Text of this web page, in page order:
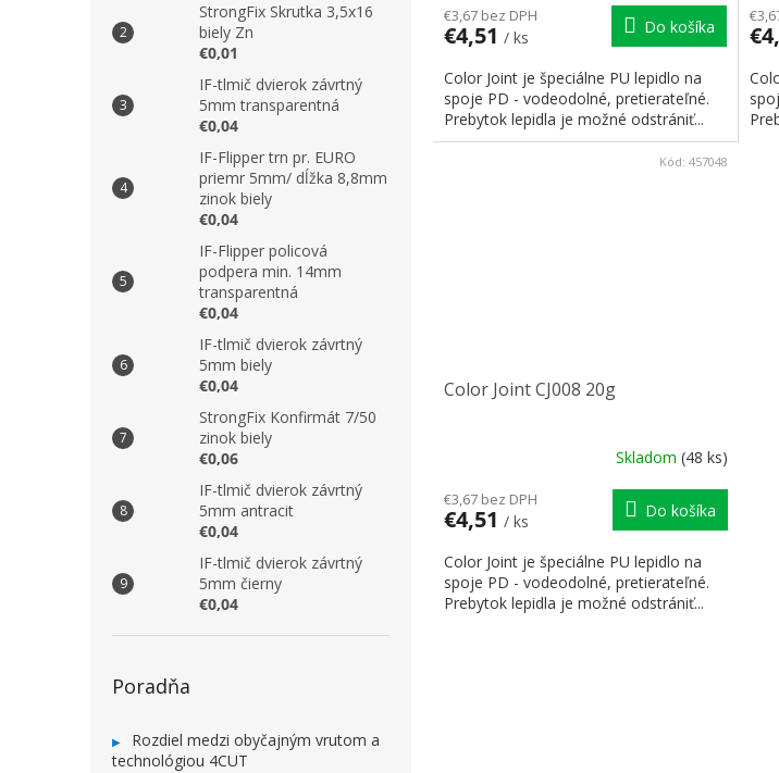
StrongFix Skrutka 3,5x16
biely Zn
€0,01
IF-tlmič dvierok závrtný
5mm transparentná
€0,04
IF-Flipper trn pr. EURO
priemr 5mm/ dĺžka 8,8mm
zinok biely
€0,04
IF-Flipper policová
podpera min. 14mm
transparentná
€0,04
IF-tlmič dvierok závrtný
5mm biely
€0,04
StrongFix Konfirmát 7/50
zinok biely
€0,06
IF-tlmič dvierok závrtný
5mm antracit
€0,04
IF-tlmič dvierok závrtný
5mm čierny
€0,04
Poradňa
Rozdiel medzi obyčajným vrutom a
technológiou 4CUT
€3,67 bez DPH
€4,51 / ks
Do košíka
Color Joint je špeciálne PU lepidlo na
spoje PD - vodeodolné, pretierateľné.
Prebytok lepidla je možné odstrániť...
Color Joint CJ008 20g
Skladom (48 ks)
€3,67 bez DPH
€4,51 / ks
Do košíka
Color Joint je špeciálne PU lepidlo na
spoje PD - vodeodolné, pretierateľné.
Prebytok lepidla je možné odstrániť...
Kód: 457048